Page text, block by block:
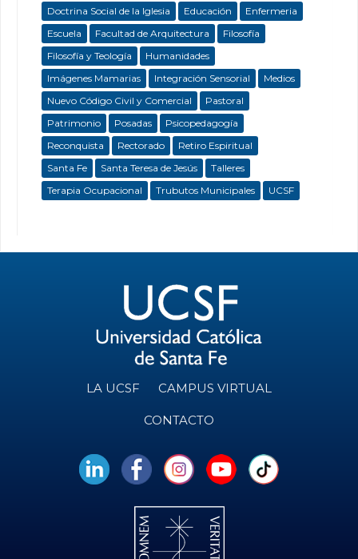
Doctrina Social de la Iglesia
Educación
Enfermeria
Escuela
Facultad de Arquitectura
Filosofía
Filosofía y Teología
Humanidades
Imágenes Mamarias
Integración Sensorial
Medios
Nuevo Código Civil y Comercial
Pastoral
Patrimonio
Posadas
Psicopedagogía
Reconquista
Rectorado
Retiro Espiritual
Santa Fe
Santa Teresa de Jesús
Talleres
Terapia Ocupacional
Trubutos Municipales UCSF
LA UCSF CAMPUS VIRTUAL
CONTACTO